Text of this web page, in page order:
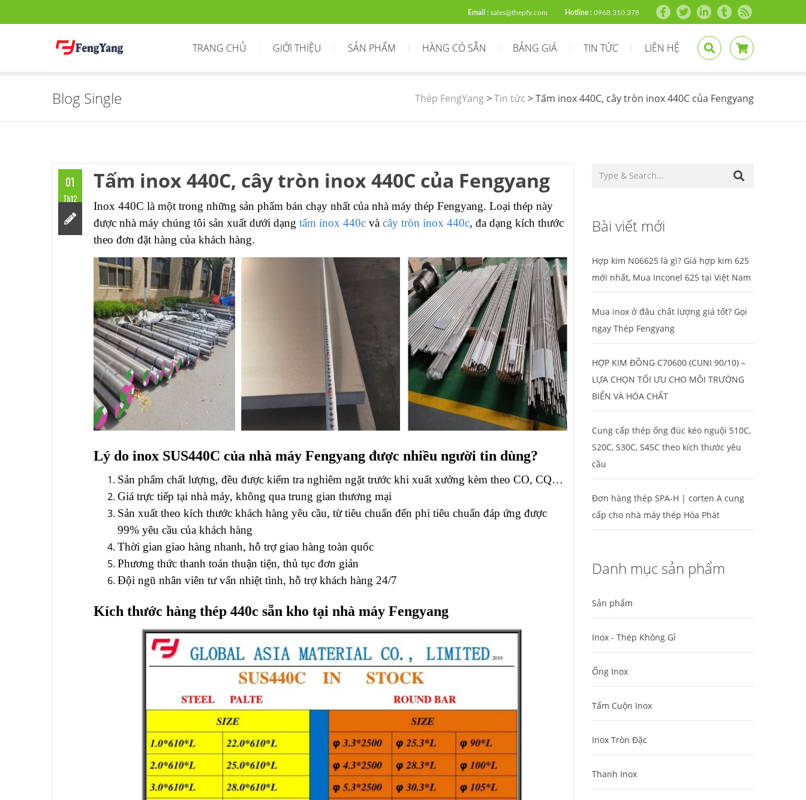
Email : sales@thepfy.com Hotline : 0968.310.378
TRANG CHỦ GIỚI THIỆU SẢN PHẨM HÀNG CÓ SẴN BẢNG GIÁ TIN TỨC LIÊN HỆ
Blog Single Thép FengYang>Tin tức >Tấm inox 440C, cây tròn inox 440C của Fengyang
01
Th12
Tấm inox 440C, cây tròn inox 440C của Fengyang
Inox 440C là một trong những sản phẩm bán chạy nhất của nhà máy thép Fengyang. Loại thép này
được nhà máy chúng tôi sản xuất dưới dạng tấm inox 440c và cây tròn inox 440c, đa dạng kích thước
theo đơn đặt hàng của khách hàng.
Lý do inox SUS440C của nhà máy Fengyang được nhiều người tin dùng?
Sản phẩm chất lượng, đều được kiểm tra nghiêm ngặt trước khi xuất xưởng kèm theo CO, CQ…
Giá trực tiếp tại nhà máy, không qua trung gian thương mại
Sản xuất theo kích thước khách hàng yêu cầu, từ tiêu chuẩn đến phi tiêu chuẩn đáp ứng được
99% yêu cầu của khách hàng
Thời gian giao hàng nhanh, hỗ trợ giao hàng toàn quốc
Phương thức thanh toán thuận tiện, thủ tục đơn giản
Đội ngũ nhân viên tư vấn nhiệt tình, hỗ trợ khách hàng 24/7
Kích thước hàng thép 440c sẵn kho tại nhà máy Fengyang
Bài viết mới
Hợp kim N06625 là gì? Giá hợp kim 625
mới nhất, Mua Inconel 625 tại Việt Nam
Mua inox ở đâu chất lượng giá tốt? Gọi
ngay Thép Fengyang
HỢP KIM ĐỒNG C70600 (CUNI 90/10) –
LỰA CHỌN TỐI ƯU CHO MÔI TRƯỜNG
BIỂN VÀ HÓA CHẤT
Cung cấp thép ống đúc kéo nguội S10C,
S20C, S30C, S45C theo kích thước yêu
cầu
Đơn hàng thép SPA-H | corten A cung
cấp cho nhà máy thép Hòa Phát
Danh mục sản phẩm
Sản phẩm
Inox - Thép Không Gỉ
Ống Inox
Tấm Cuộn Inox
Inox Tròn Đặc
Thanh Inox